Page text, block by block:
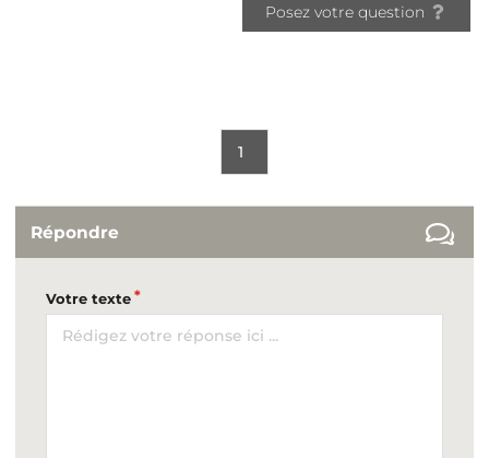
Posez votre question
1
Répondre
Votre texte